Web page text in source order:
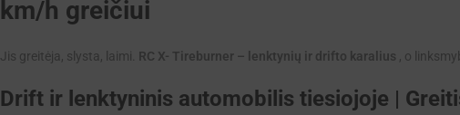
km/h greičiui
Jis greitėja, slysta, laimi. RC X- Tireburner – lenktynių ir drifto karalius , o
Drift ir lenktyninis automobilis tiesiojoje |